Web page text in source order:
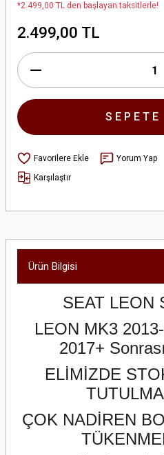
*2.499,00 TL den başlayan taksitlerle!
2.499,00 TL
SEPETE
Yorum Yap
Karşılaştır
Ürün Bilgisi
SEAT LEON
LEON MK3
2017+
ELİMİZDE
ÇOK NADİREN